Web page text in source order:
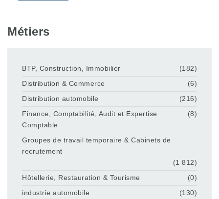
Métiers
BTP, Construction, Immobilier
(182)
Distribution & Commerce
(6)
Distribution automobile
(216)
Finance, Comptabilité, Audit et Expertise
Comptable
(8)
Groupes de travail temporaire & Cabinets de
recrutement
(1 812)
Hôtellerie, Restauration & Tourisme
(0)
industrie automobile
(130)